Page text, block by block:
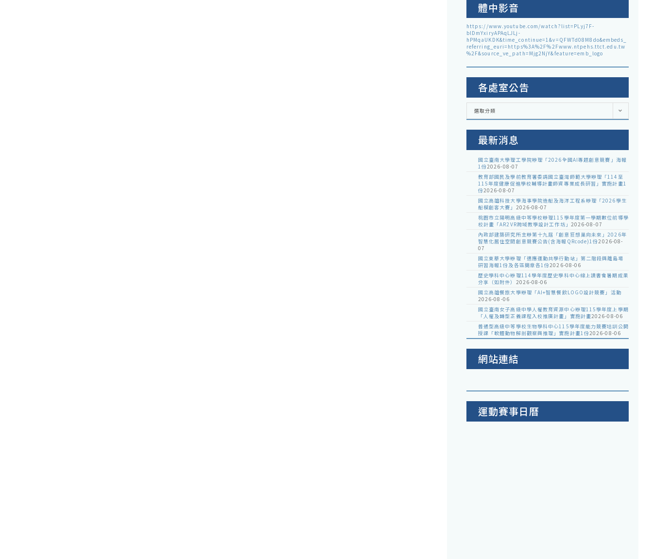
體中影音
https://www.youtube.com/watch?list=PLyj7F-
blDmYxiryAPAqLJLj-
hPMqaUKDK&time_continue=1&v=QFWTd08M8do&embeds_
referring_euri=https%3A%2F%2Fwww.ntpehs.ttct.edu.tw
%2F&source_ve_path=Mjg2NjY&feature=emb_logo
各處室公告
各
室
選取分類
最新消息
國立臺南大學理工學院辦理「2026全國AI專題創意競賽」海報
1份2026-08-07
教育部國民及學前教育署委請國立臺灣師範大學辦理「114至
115年度健康促進學校輔導計畫師資專業成長研習」實施計畫1
份2026-08-07
國立高雄科技大學海事學院造船及海洋工程系辦理「2026學生
船模創客大賽」 2026-08-07
桃園市立陽明高級中等學校辦理115學年度第一學期數位前導學
校計畫「AR2VR跨域教學設計工作坊」 2026-08-07
內政部建築研究所主辦第十九屆「創意狂想巢向未來」2026年
智慧化居住空間創意競賽公告(含海報QRcode)1份2026-08-
07
國立東華大學辦理「適應運動共學行動站」第二階段與離島場
研習海報1份及各區簡章各1份2026-08-06
歷史學科中心辦理114學年度歷史學科中心線上讀書會暑期成果
分享（如附件） 2026-08-06
國立高雄餐旅大學辦理「AI+智慧餐飲LOGO設計競賽」活動
2026-08-06
國立臺南女子高級中學人權教育資源中心辦理115學年度上學期
「人權及轉型正義課程入校推廣計畫」實施計畫2026-08-06
普通型高級中等學校生物學科中心115學年度能力競賽培訓公開
授課「軟體動物解剖觀察與推理」實施計畫1份2026-08-06
網站連結
運動賽事日曆